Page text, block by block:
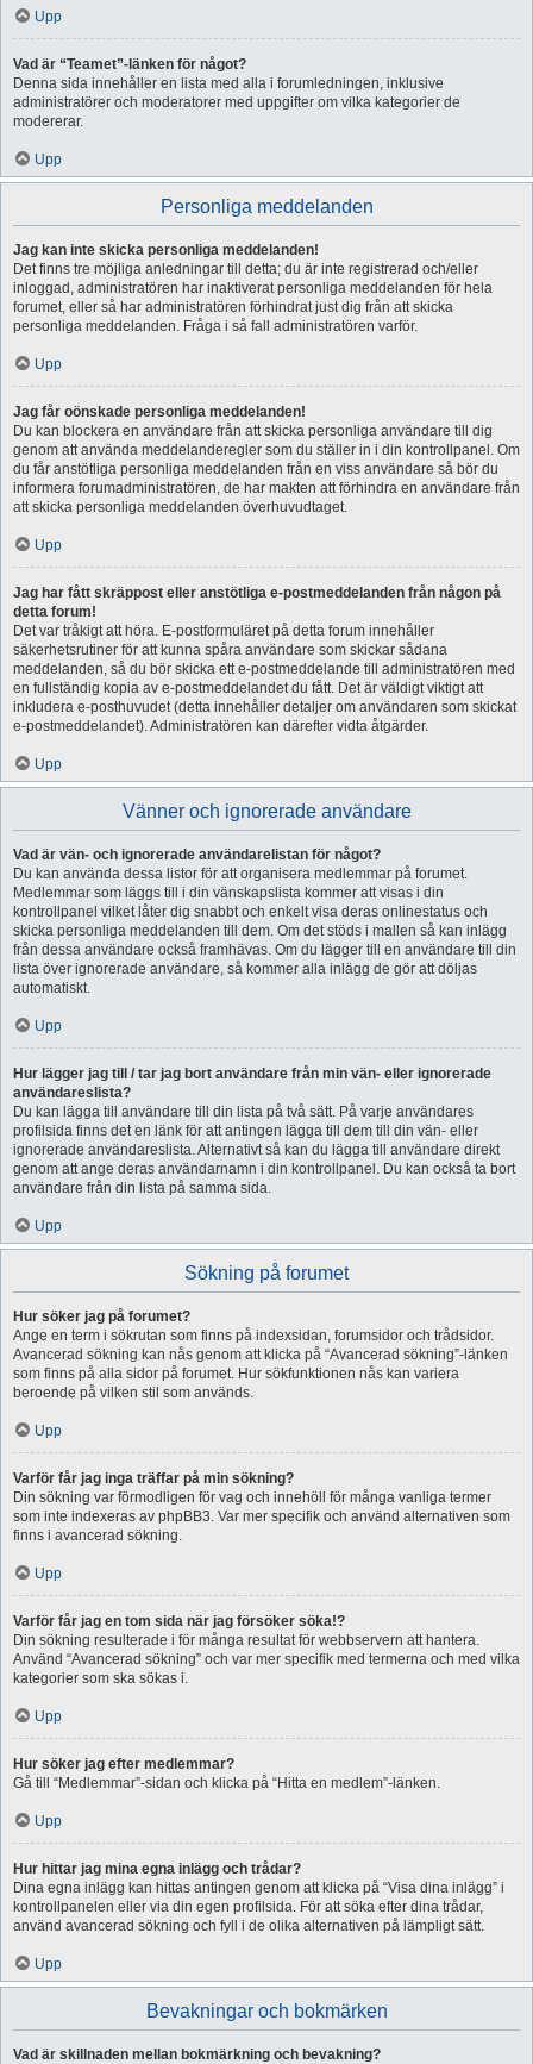
Upp
Vad är “Teamet”-länken för något?
Denna sida innehåller en lista med alla i forumledningen, inklusive
administratörer och moderatorer med uppgifter om vilka kategorier de
modererar.
Upp
Personliga meddelanden
Jag kan inte skicka personliga meddelanden!
Det finns tre möjliga anledningar till detta; du är inte registrerad och/eller
inloggad, administratören har inaktiverat personliga meddelanden för hela
forumet, eller så har administratören förhindrat just dig från att skicka
personliga meddelanden. Fråga i så fall administratören varför.
Upp
Jag får oönskade personliga meddelanden!
Du kan blockera en användare från att skicka personliga användare till dig
genom att använda meddelanderegler som du ställer in i din kontrollpanel. Om
du får anstötliga personliga meddelanden från en viss användare så bör du
informera forumadministratören, de har makten att förhindra en användare från
att skicka personliga meddelanden överhuvudtaget.
Upp
Jag har fått skräppost eller anstötliga e-postmeddelanden från någon på
detta forum!
Det var tråkigt att höra. E-postformuläret på detta forum innehåller
säkerhetsrutiner för att kunna spåra användare som skickar sådana
meddelanden, så du bör skicka ett e-postmeddelande till administratören med
en fullständig kopia av e-postmeddelandet du fått. Det är väldigt viktigt att
inkludera e-posthuvudet (detta innehåller detaljer om användaren som skickat
e-postmeddelandet). Administratören kan därefter vidta åtgärder.
Upp
Vänner och ignorerade användare
Vad är vän- och ignorerade användarelistan för något?
Du kan använda dessa listor för att organisera medlemmar på forumet.
Medlemmar som läggs till i din vänskapslista kommer att visas i din
kontrollpanel vilket låter dig snabbt och enkelt visa deras onlinestatus och
skicka personliga meddelanden till dem. Om det stöds i mallen så kan inlägg
från dessa användare också framhävas. Om du lägger till en användare till din
lista över ignorerade användare, så kommer alla inlägg de gör att döljas
automatiskt.
Upp
Hur lägger jag till / tar jag bort användare från min vän- eller ignorerade
användareslista?
Du kan lägga till användare till din lista på två sätt. På varje användares
profilsida finns det en länk för att antingen lägga till dem till din vän- eller
ignorerade användareslista. Alternativt så kan du lägga till användare direkt
genom att ange deras användarnamn i din kontrollpanel. Du kan också ta bort
användare från din lista på samma sida.
Upp
Sökning på forumet
Hur söker jag på forumet?
Ange en term i sökrutan som finns på indexsidan, forumsidor och trådsidor.
Avancerad sökning kan nås genom att klicka på “Avancerad sökning”-länken
som finns på alla sidor på forumet. Hur sökfunktionen nås kan variera
beroende på vilken stil som används.
Upp
Varför får jag inga träffar på min sökning?
Din sökning var förmodligen för vag och innehöll för många vanliga termer
som inte indexeras av phpBB3. Var mer specifik och använd alternativen som
finns i avancerad sökning.
Upp
Varför får jag en tom sida när jag försöker söka!?
Din sökning resulterade i för många resultat för webbservern att hantera.
Använd “Avancerad sökning” och var mer specifik med termerna och med vilka
kategorier som ska sökas i.
Upp
Hur söker jag efter medlemmar?
Gå till “Medlemmar”-sidan och klicka på “Hitta en medlem”-länken.
Upp
Hur hittar jag mina egna inlägg och trådar?
Dina egna inlägg kan hittas antingen genom att klicka på “Visa dina inlägg” i
kontrollpanelen eller via din egen profilsida. För att söka efter dina trådar,
använd avancerad sökning och fyll i de olika alternativen på lämpligt sätt.
Upp
Bevakningar och bokmärken
Vad är skillnaden mellan bokmärkning och bevakning?